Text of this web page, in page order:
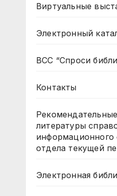
Виртуальные
Электронный
ВСС “Спроси
Контакты
литературы
информационного
отдела текущей
Электронная